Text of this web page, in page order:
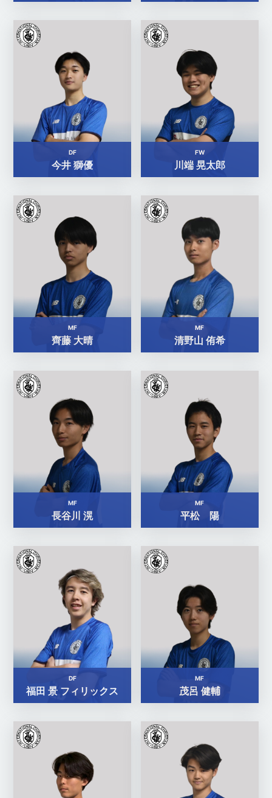
DF
今井 獅優
FW
川端 晃太郎
MF
齊藤 大晴
MF
清野山 侑希
MF
長谷川 滉
MF
平松 陽
DF
福田 景 フィリックス
MF
茂呂 健輔